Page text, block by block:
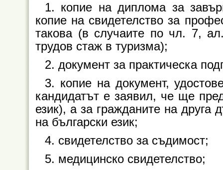
1. копие на диплома за
копие на свидетелство за
такова (в случаите по чл. 7,
трудов стаж в туризма);
2. документ за практическа
3. копие на документ,
кандидатът е заявил, че ще
език), а за гражданите на друга
на български език;
4. свидетелство за съдимост;
5. медицинско свидетелство;